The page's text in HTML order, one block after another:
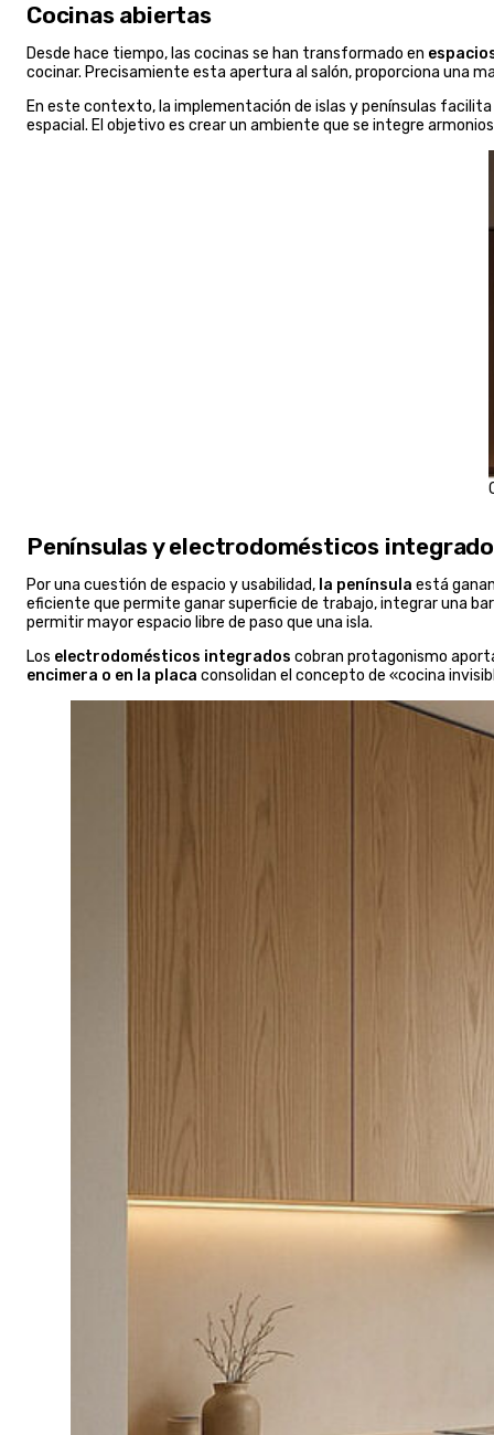
Cocinas abiertas
Desde hace tiempo, las cocinas se han transformado en
cocinar. Precisamiente esta apertura al salón, proporciona una
En este contexto, la implementación de islas y penínsulas
espacial. El objetivo es crear un ambiente que se integre
Penínsulas y electrodomésticos
Por una cuestión de espacio y usabilidad, la península está
eficiente que permite ganar superficie de trabajo, integrar una
permitir mayor espacio libre de paso que una isla.
Los electrodomésticos integrados cobran protagonismo
encimera o en la placa consolidan el concepto de «cocina